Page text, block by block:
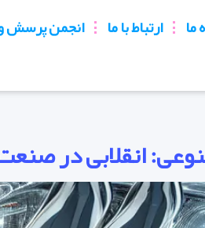
ما ارتباط با ما
انجمن پرسش
انقلابی در